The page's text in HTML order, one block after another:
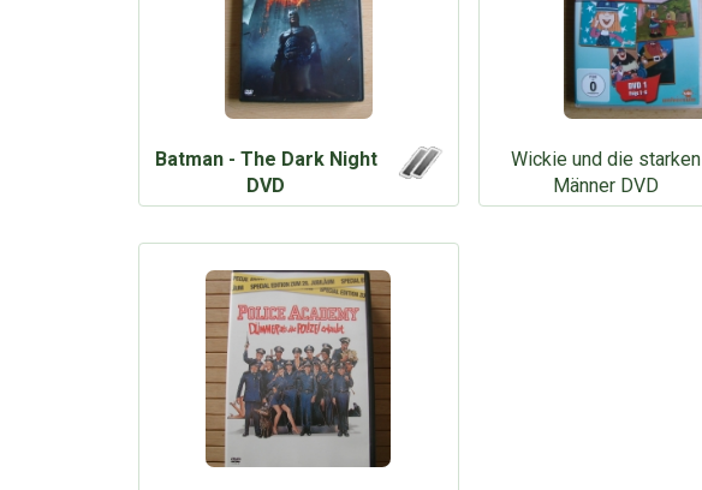
Batman - The Dark Night
DVD
Wickie und die starken
Männer DVD